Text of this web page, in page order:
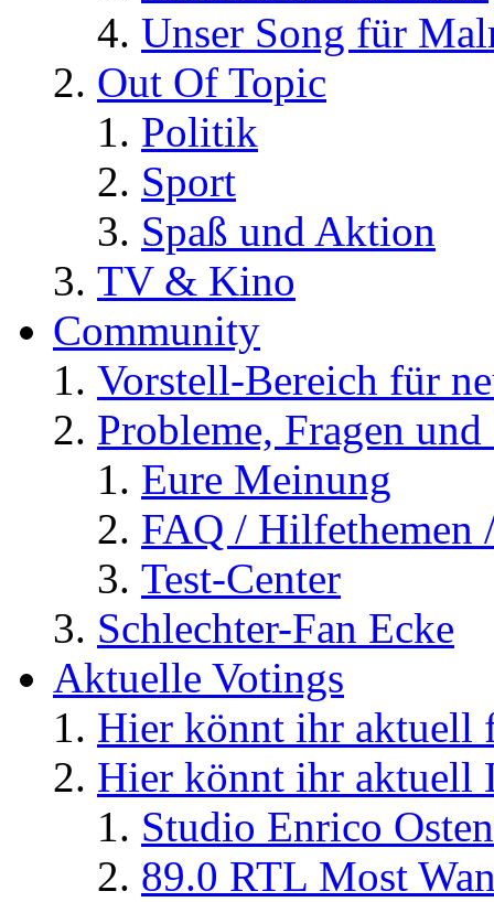
Unser Song für
Out Of Topic
Politik
Sport
Spaß und Aktion
TV & Kino
Community
Vorstell-Bereich für
Probleme, Fragen
Eure Meinung
FAQ / Hilfethemen
Test-Center
Schlechter-Fan Ecke
Aktuelle Votings
Hier könnt ihr aktuell
Hier könnt ihr aktuell
Studio Enrico
89.0 RTL Most